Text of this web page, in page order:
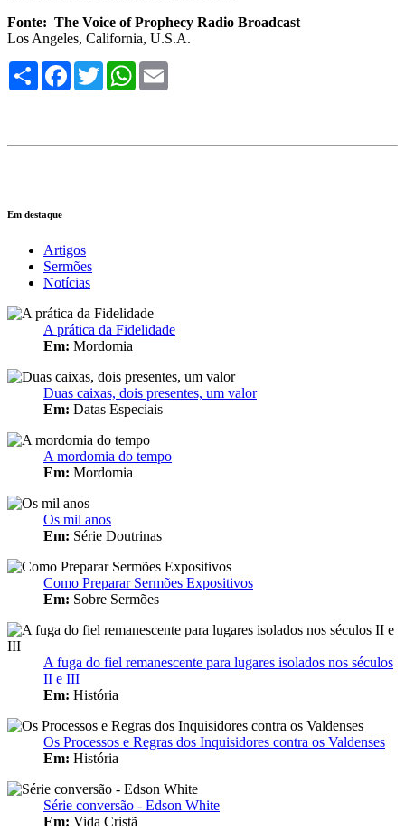
Fonte: The Voice of Prophecy Radio Broadcast
Los Angeles, California, U.S.A.
Compartilhe
Facebook
TwitterWhatsApp
Em destaque
Artigos
Sermões
Notícias
A prática da Fidelidade
Em: Mordomia
Duas caixas, dois presentes, um valor
Em: Datas Especiais
A mordomia do tempo
Em: Mordomia
Os mil anos
Em: Série Doutrinas
Como Preparar Sermões Expositivos
Em: Sobre Sermões
A fuga do fiel remanescente para lugares isolados nos séculos
II e III
Em: História
Os Processos e Regras dos Inquisidores contra os Valdenses
Em: História
Série conversão - Edson White
Em: Vida Cristã